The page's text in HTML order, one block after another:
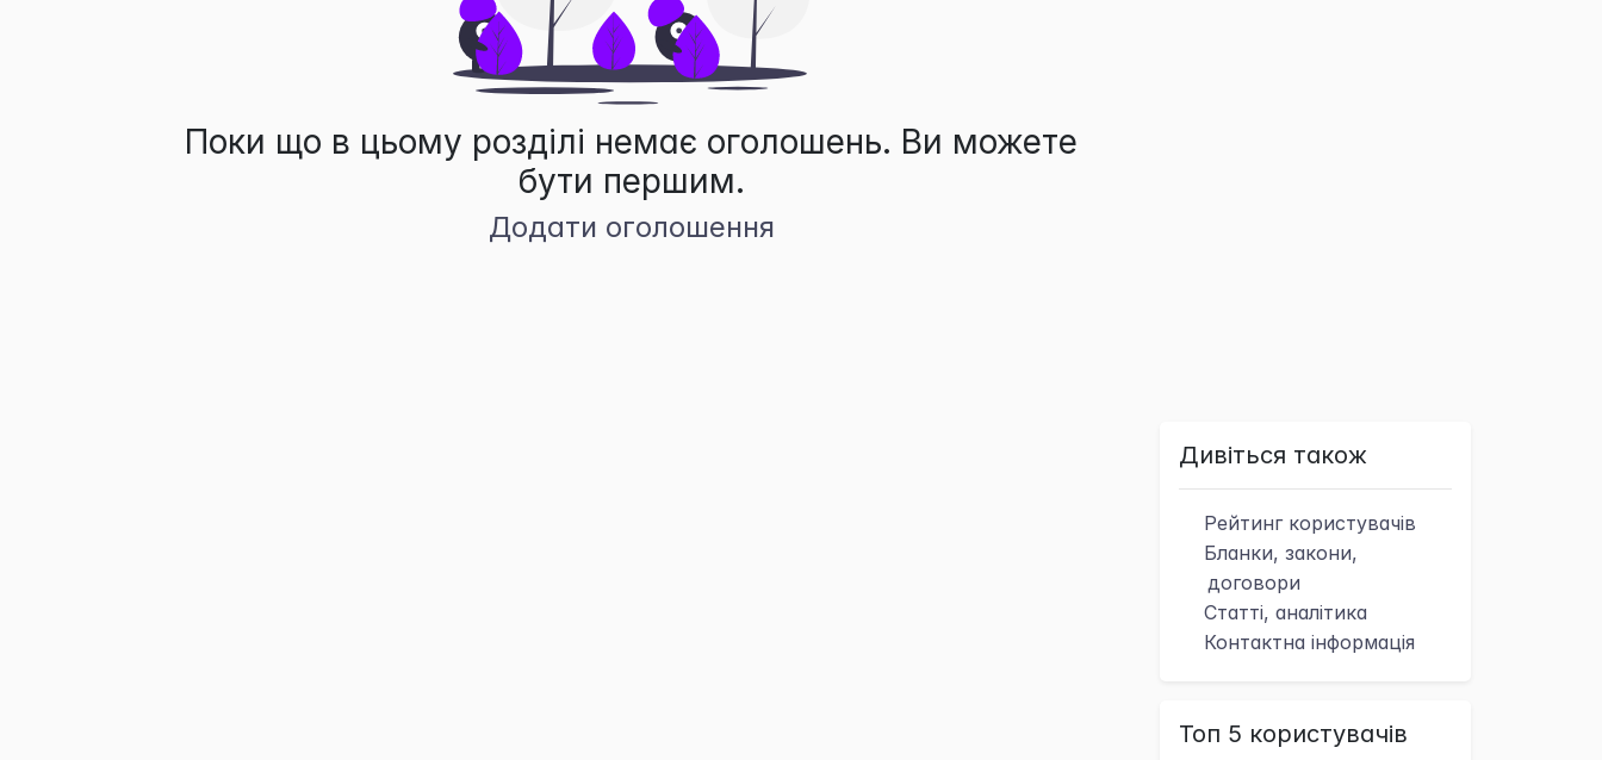
Поки що в цьому розділі немає оголошень. Ви можете
бути першим.
Додати оголошення
Дивіться також
Рейтинг користувачів
Бланки, закони,
договори
Статті, аналітика
Контактна інформація
Топ 5 користувачів